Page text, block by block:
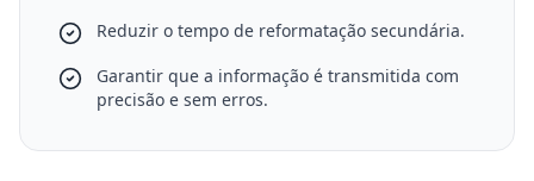
Reduzir o tempo de reformatação secundária.
Garantir que a informação é transmitida com
precisão e sem erros.